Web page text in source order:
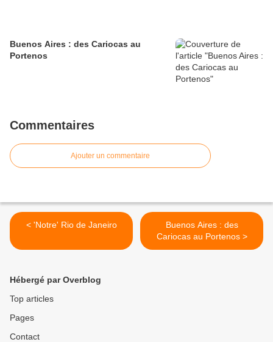
Buenos Aires : des Cariocas au
Portenos
Commentaires
Ajouter un commentaire
< 'Notre' Rio de Janeiro
Buenos Aires : des
Cariocas au Portenos >
Hébergé par Overblog
Top articles
Pages
Contact